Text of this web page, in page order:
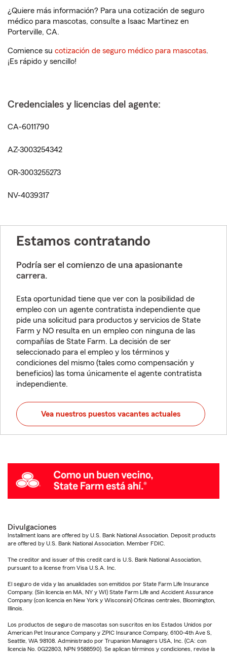
¿Quiere más información? Para una cotización de seguro
médico para mascotas, consulte a Isaac Martinez en
Porterville, CA.
Comience su cotización de seguro médico para mascotas.
¡Es rápido y sencillo!
Credenciales y licencias del agente:
CA-6011790
AZ-3003254342
OR-3003255273
NV-4039317
Estamos contratando
Podría ser el comienzo de una apasionante
carrera.
Esta oportunidad tiene que ver con la posibilidad de
empleo con un agente contratista independiente que
pide una solicitud para productos y servicios de State
Farm y NO resulta en un empleo con ninguna de las
compañías de State Farm. La decisión de ser
seleccionado para el empleo y los términos y
condiciones del mismo (tales como compensación y
beneficios) las toma únicamente el agente contratista
independiente.
Vea nuestros puestos vacantes actuales
Divulgaciones
Installment loans are offered by U.S. Bank National Association. Deposit products
are offered by U.S. Bank National Association. Member FDIC.
The creditor and issuer of this credit card is U.S. Bank National Association,
pursuant to a license from Visa U.S.A. Inc.
El seguro de vida y las anualidades son emitidos por State Farm Life Insurance
Company. (Sin licencia en MA, NY y WI) State Farm Life and Accident Assurance
Company (con licencia en New York y Wisconsin) Oficinas centrales, Bloomington,
Illinois.
Los productos de seguro de mascotas son suscritos en los Estados Unidos por
American Pet Insurance Company y ZPIC Insurance Company, 6100-4th Ave S,
Seattle, WA 98108. Administrado por Trupanion Managers USA, Inc. (CA: con
licencia No. 0G22803, NPN 9588590). Se aplican términos y condiciones, revise la